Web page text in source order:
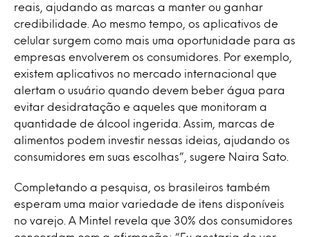
reais, ajudando as marcas a manter ou ganhar
credibilidade. Ao mesmo tempo, os aplicativos de
celular surgem como mais uma oportunidade para as
empresas envolverem os consumidores. Por exemplo,
existem aplicativos no mercado internacional que
alertam o usuário quando devem beber água para
evitar desidratação e aqueles que monitoram a
quantidade de álcool ingerida. Assim, marcas de
alimentos podem investir nessas ideias, ajudando os
consumidores em suas escolhas”, sugere Naira Sato.
Completando a pesquisa, os brasileiros também
esperam uma maior variedade de itens disponíveis
no varejo. A Mintel revela que 30% dos consumidores